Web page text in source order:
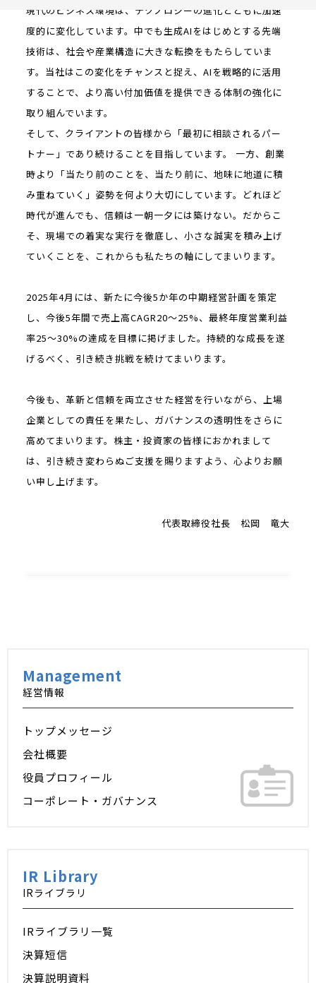
現代のビジネス環境は、テクノロジーの進化とともに加速
度的に変化しています。中でも生成AIをはじめとする先端
技術は、社会や産業構造に大きな転換をもたらしていま
す。当社はこの変化をチャンスと捉え、AIを戦略的に活用
することで、より高い付加価値を提供できる体制の強化に
取り組んでいます。
そして、クライアントの皆様から「最初に相談されるパー
トナー」であり続けることを目指しています。 一方、創業
時より「当たり前のことを、当たり前に、地味に地道に積
み重ねていく」姿勢を何より大切にしています。どれほど
時代が進んでも、信頼は一朝一夕には築けない。だからこ
そ、現場での着実な実行を徹底し、小さな誠実を積み上げ
ていくことを、これからも私たちの軸にしてまいります。
2025年4月には、新たに今後5か年の中期経営計画を策定
し、今後5年間で売上高CAGR20～25%、最終年度営業利益
率25～30%の達成を目標に掲げました。持続的な成長を遂
げるべく、引き続き挑戦を続けてまいります。
今後も、革新と信頼を両立させた経営を行いながら、上場
企業としての責任を果たし、ガバナンスの透明性をさらに
高めてまいります。株主・投資家の皆様におかれまして
は、引き続き変わらぬご支援を賜りますよう、心よりお願
い申し上げます。
代表取締役社長 松岡 竜大
Management
経営情報
トップメッセージ
会社概要
役員プロフィール
コーポレート・ガバナンス
IR Library
IRライブラリ
IRライブラリ一覧
決算短信
決算説明資料